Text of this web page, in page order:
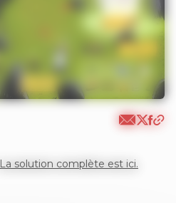
La solution complète est ici.